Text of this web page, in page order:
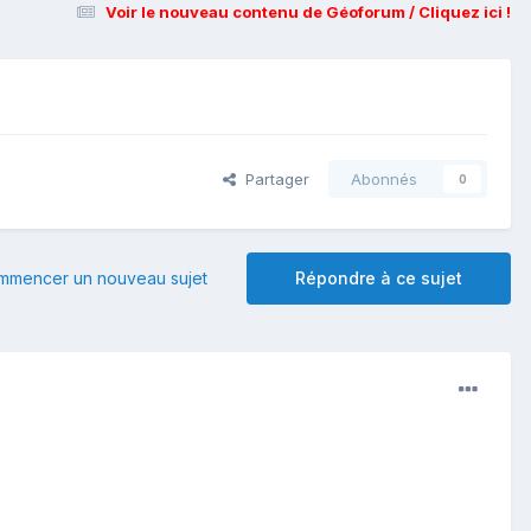
Voir le nouveau contenu de Géoforum / Cliquez ici !
Partager Abonnés 0
Répondre à ce sujet
un nouveau sujet